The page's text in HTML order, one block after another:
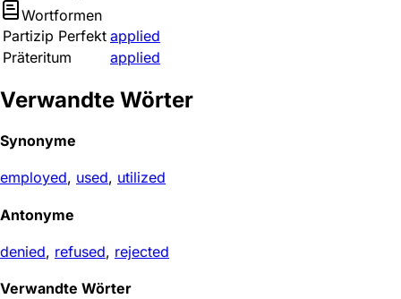
Wortformen
Partizip Perfekt applied
Präteritum
applied
Verwandte Wörter
Synonyme
employed, used, utilized
Antonyme
denied, refused, rejected
Verwandte Wörter